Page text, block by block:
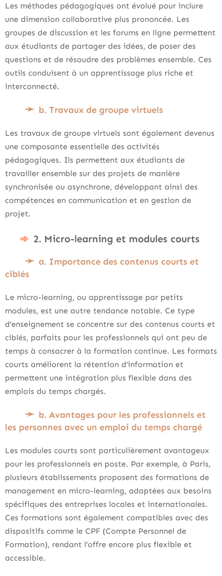
Les méthodes pédagogiques ont évolué pour inclure
une dimension collaborative plus prononcée. Les
groupes de discussion et les forums en ligne permettent
aux étudiants de partager des idées, de poser des
questions et de résoudre des problèmes ensemble. Ces
outils conduisent à un apprentissage plus riche et
interconnecté.
b. Travaux de groupe virtuels
Les travaux de groupe virtuels sont également devenus
une composante essentielle des activités
pédagogiques. Ils permettent aux étudiants de
travailler ensemble sur des projets de manière
synchronisée ou asynchrone, développant ainsi des
compétences en communication et en gestion de
projet.
2. Micro-learning et modules courts
a. Importance des contenus courts et
ciblés
Le micro-learning, ou apprentissage par petits
modules, est une autre tendance notable. Ce type
d’enseignement se concentre sur des contenus courts et
ciblés, parfaits pour les professionnels qui ont peu de
temps à consacrer à la formation continue. Les formats
courts améliorent la rétention d’information et
permettent une intégration plus flexible dans des
emplois du temps chargés.
b. Avantages pour les professionnels et
les personnes avec un emploi du temps chargé
Les modules courts sont particulièrement avantageux
pour les professionnels en poste. Par exemple, à Paris,
plusieurs établissements proposent des formations de
management en micro-learning, adaptées aux besoins
spécifiques des entreprises locales et internationales.
Ces formations sont également compatibles avec des
dispositifs comme le CPF (Compte Personnel de
Formation), rendant l’offre encore plus flexible et
accessible.